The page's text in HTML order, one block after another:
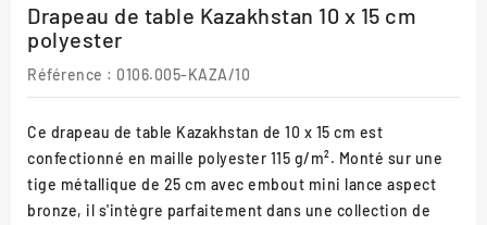
Drapeau de table Kazakhstan 10 x 15 cm
polyester
Référence : 0106.005-KAZA/10
Ce drapeau de table Kazakhstan de 10 x 15 cm est
confectionné en maille polyester 115 g/m². Monté sur une
tige métallique de 25 cm avec embout mini lance aspect
bronze, il s'intègre parfaitement dans une collection de